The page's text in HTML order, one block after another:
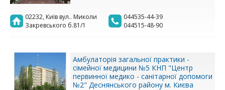
02232, Київ вул.. Миколи
Закревського б.81/1
044535-44-39
044515-48-90
Амбулаторія загальної практики -
сімейної медицини №5 КНП "Центр
первинної медико - санітарної допомоги
№2" Деснянського району м. Києва